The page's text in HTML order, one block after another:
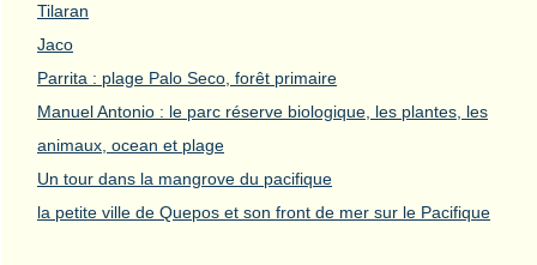
Tilaran
Jaco
Parrita : plage Palo Seco, forêt primaire
Manuel Antonio : le parc réserve biologique, les plantes, les
animaux, ocean et plage
Un tour dans la mangrove du pacifique
la petite ville de Quepos et son front de mer sur le Pacifique